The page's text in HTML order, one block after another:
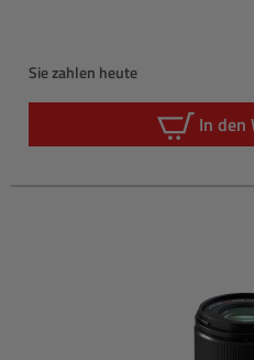
Sie zahlen heute
In den